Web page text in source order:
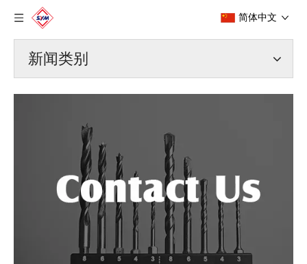
简体中文
新闻类别